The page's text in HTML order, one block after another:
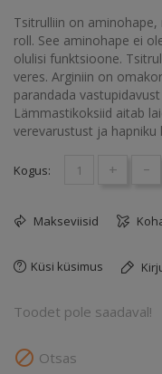
Tsitrulliin on
roll. See aminohape ei
olulisi funktsioone.
veres. Arginiin on
parandada
Lämmastikoksiid aitab
verevarustust ja
Kogus: + -
Makseviisid
Küsi küsimus
Toodet pole saadaval!
 Otsas